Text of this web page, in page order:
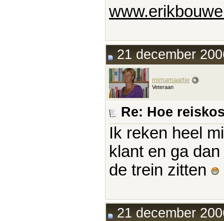
21 december
mimamaartje
Veteraan
Re: Hoe
Ik reken heel
klant en ga
de trein zitten
21 december